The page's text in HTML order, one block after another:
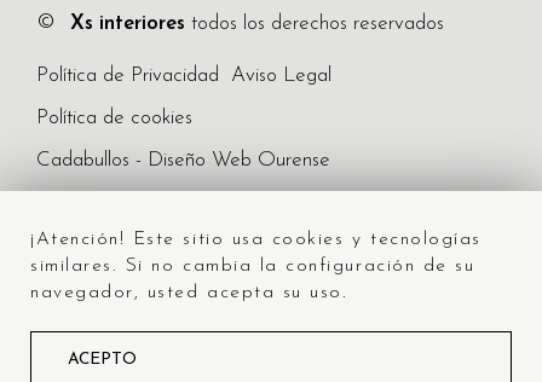
¡Atención! Este sitio usa cookies y tecnologías
similares. Si no cambia la configuración de su
navegador, usted acepta su uso.
ACEPTO
© Xs interiores todos los derechos reservados
Política de Privacidad Aviso Legal
Política de cookies
Cadabullos - Diseño Web Ourense